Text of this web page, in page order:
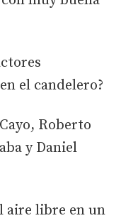
el candelero?
Roberto
y Daniel
aire libre en un